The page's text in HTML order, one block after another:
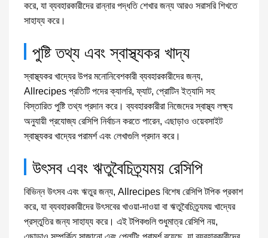
করে, যা ব্যবহারকারীদের রান্নার পদ্ধতি শেখার জন্য আরও সরাসরি শিখতে
সাহায্য করে।
পুষ্টি তথ্য এবং স্বাস্থ্যকর খাদ্য
স্বাস্থ্যকর খাদ্যের উপর মনোনিবেশকারী ব্যবহারকারীদের জন্য,
Allrecipes প্রতিটি পদের ক্যালরি, ফ্যাট, প্রোটিন ইত্যাদি সহ
বিস্তারিত পুষ্টি তথ্য প্রদান করে। ব্যবহারকারীরা নিজেদের স্বাস্থ্য লক্ষ্য
অনুযায়ী প্রযোজ্য রেসিপি নির্বাচন করতে পারেন, এছাড়াও ওয়েবসাইট
স্বাস্থ্যকর খাদ্যের পরামর্শ এবং লেখাগুলি প্রদান করে।
উৎসব এবং ঋতুবৈচিত্র্যময় রেসিপি
বিভিন্ন উৎসব এবং ঋতুর জন্য, Allrecipes বিশেষ রেসিপি টপিক প্রকাশ
করে, যা ব্যবহারকারীদের উৎসবের খাওয়া-দাওয়া বা ঋতুবৈচিত্র্যময় খাদ্যের
প্রস্তুতির জন্য সাহায্য করে। এই টপিকগুলি শুধুমাত্র রেসিপি নয়,